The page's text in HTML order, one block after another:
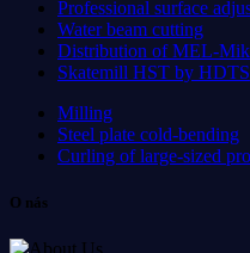
Professional surface
Water beam cutting
Distribution of MEL-
Skatemill HST by HDTS
Milling
Steel plate cold-bending
Curling of large-sized
O nás